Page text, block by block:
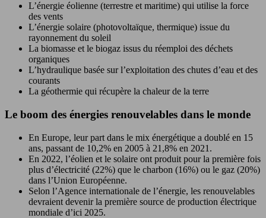
L’énergie éolienne (terrestre et maritime) qui utilise la force
des vents
L’énergie solaire (photovoltaïque, thermique) issue du
rayonnement du soleil
La biomasse et le biogaz issus du réemploi des déchets
organiques
L’hydraulique basée sur l’exploitation des chutes d’eau et des
courants
La géothermie qui récupère la chaleur de la terre
Le boom des énergies renouvelables dans le monde
En Europe, leur part dans le mix énergétique a doublé en 15
ans, passant de 10,2% en 2005 à 21,8% en 2021.
En 2022, l’éolien et le solaire ont produit pour la première fois
plus d’électricité (22%) que le charbon (16%) ou le gaz (20%)
dans l’Union Européenne.
Selon l’Agence internationale de l’énergie, les renouvelables
devraient devenir la première source de production électrique
mondiale d’ici 2025.